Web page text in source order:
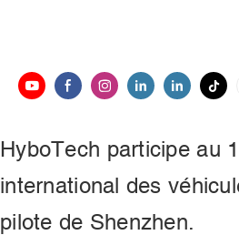
HyboTech participe au
international des
pilote de Shenzhen.